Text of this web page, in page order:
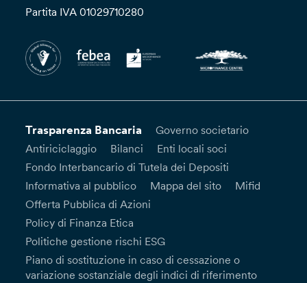
Partita IVA 01029710280
Trasparenza Bancaria
Governo societario
Antiriciclaggio
Bilanci
Enti locali soci
Fondo Interbancario di Tutela dei Depositi
Informativa al pubblico
Mappa del sito
Mifid
Offerta Pubblica di Azioni
Policy di Finanza Etica
Politiche gestione rischi ESG
Piano di sostituzione in caso di cessazione o
variazione sostanziale degli indici di riferimento